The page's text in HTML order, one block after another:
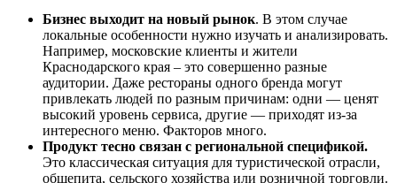
Бизнес выходит на новый рынок. В этом случае
локальные особенности нужно изучать и анализировать.
Например, московские клиенты и жители
Краснодарского края – это совершенно разные
аудитории. Даже рестораны одного бренда могут
привлекать людей по разным причинам: одни — ценят
высокий уровень сервиса, другие — приходят из-за
интересного меню. Факторов много.
Продукт тесно связан с региональной спецификой.
Это классическая ситуация для туристической отрасли,
общепита, сельского хозяйства или розничной торговли.